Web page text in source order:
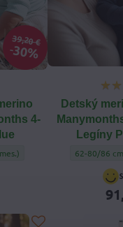
39,20 €
30%
4-
Body Tričko Manymonths 4-
Detský
Legíny
Detský
62-80/86